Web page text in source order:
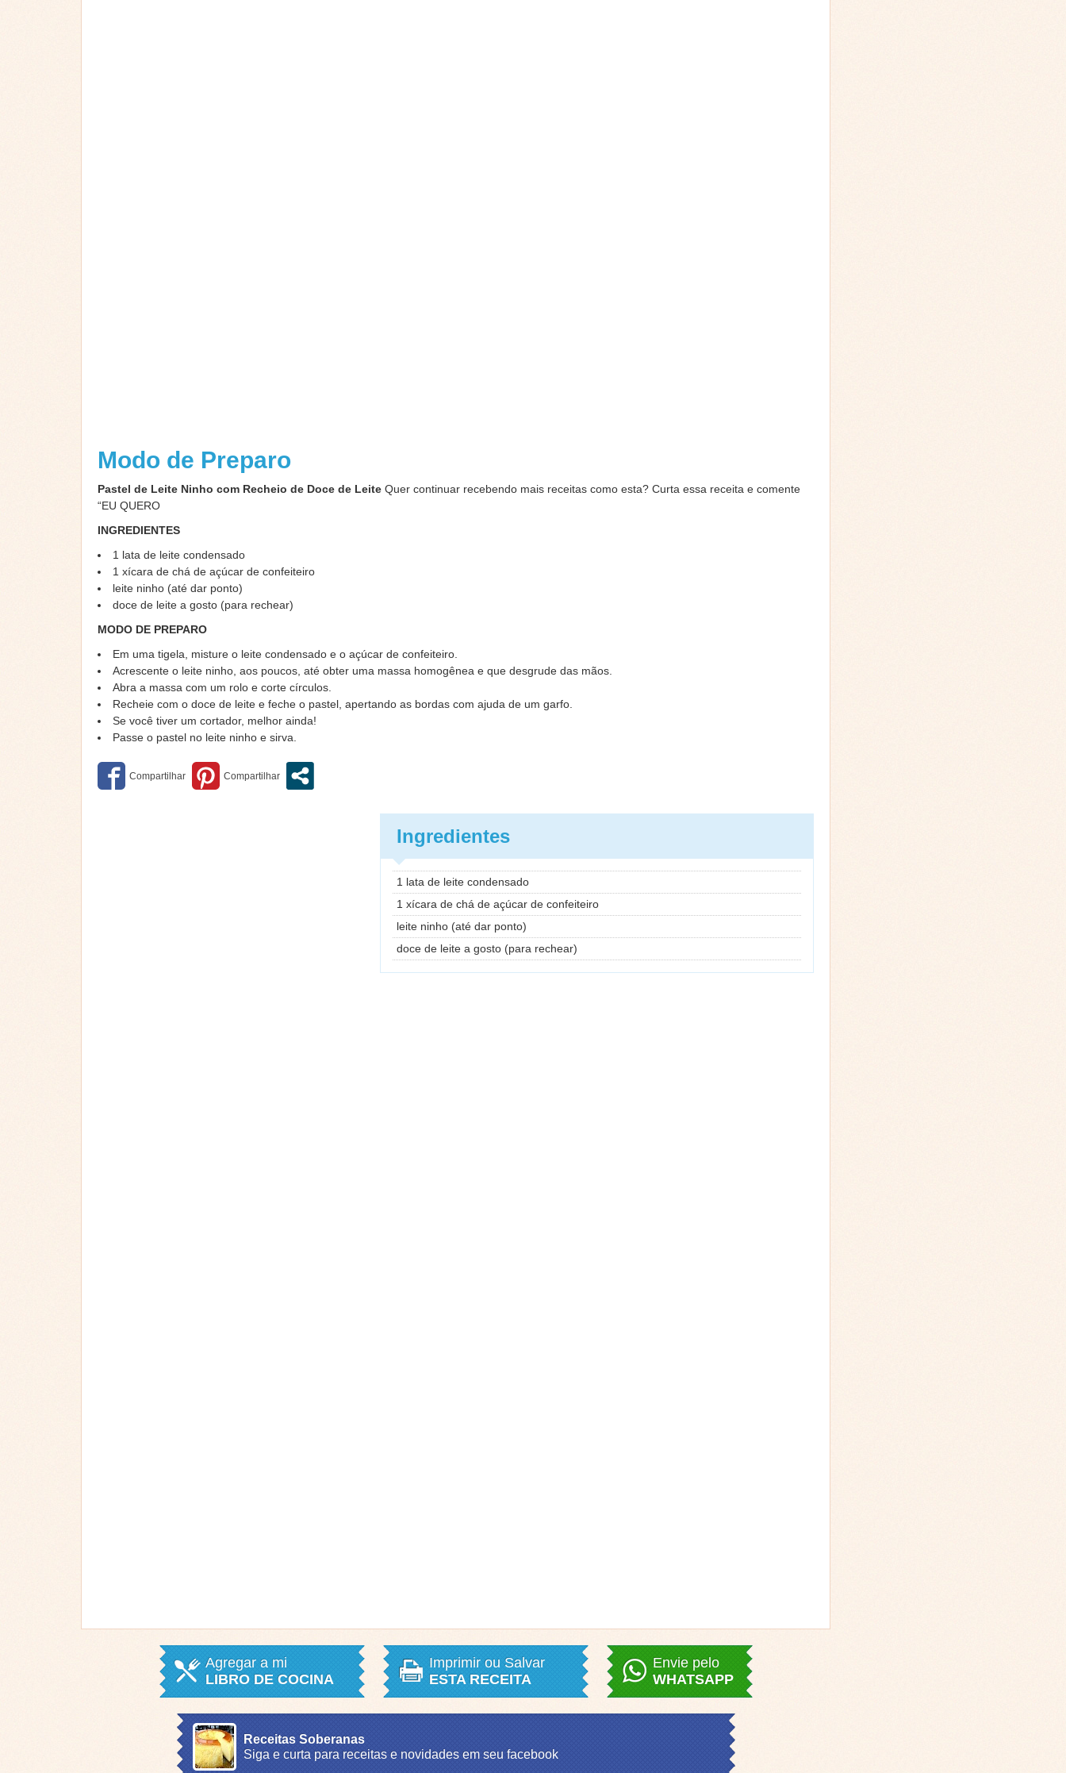
Modo de Preparo
Pastel de Leite Ninho com Recheio de Doce de Leite Quer continuar recebendo mais receitas como esta? Curta essa receita e comente
“EU QUERO
INGREDIENTES
1 lata de leite condensado
1 xícara de chá de açúcar de confeiteiro
leite ninho (até dar ponto)
doce de leite a gosto (para rechear)
MODO DE PREPARO
Em uma tigela, misture o leite condensado e o açúcar de confeiteiro.
Acrescente o leite ninho, aos poucos, até obter uma massa homogênea e que desgrude das mãos.
Abra a massa com um rolo e corte círculos.
Recheie com o doce de leite e feche o pastel, apertando as bordas com ajuda de um garfo.
Se você tiver um cortador, melhor ainda!
Passe o pastel no leite ninho e sirva.
Ingredientes
1 lata de leite condensado
1 xícara de chá de açúcar de confeiteiro
leite ninho (até dar ponto)
doce de leite a gosto (para rechear)
Agregar a mi
LIBRO DE COCINA
Imprimir ou Salvar
ESTA RECEITA
Envie pelo
WHATSAPP
Receitas Soberanas
Siga e curta para receitas e novidades em seu facebook